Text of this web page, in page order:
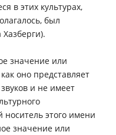
в этих культурах,
был
значение или
оно представляет
и не имеет
этого имени
значение или